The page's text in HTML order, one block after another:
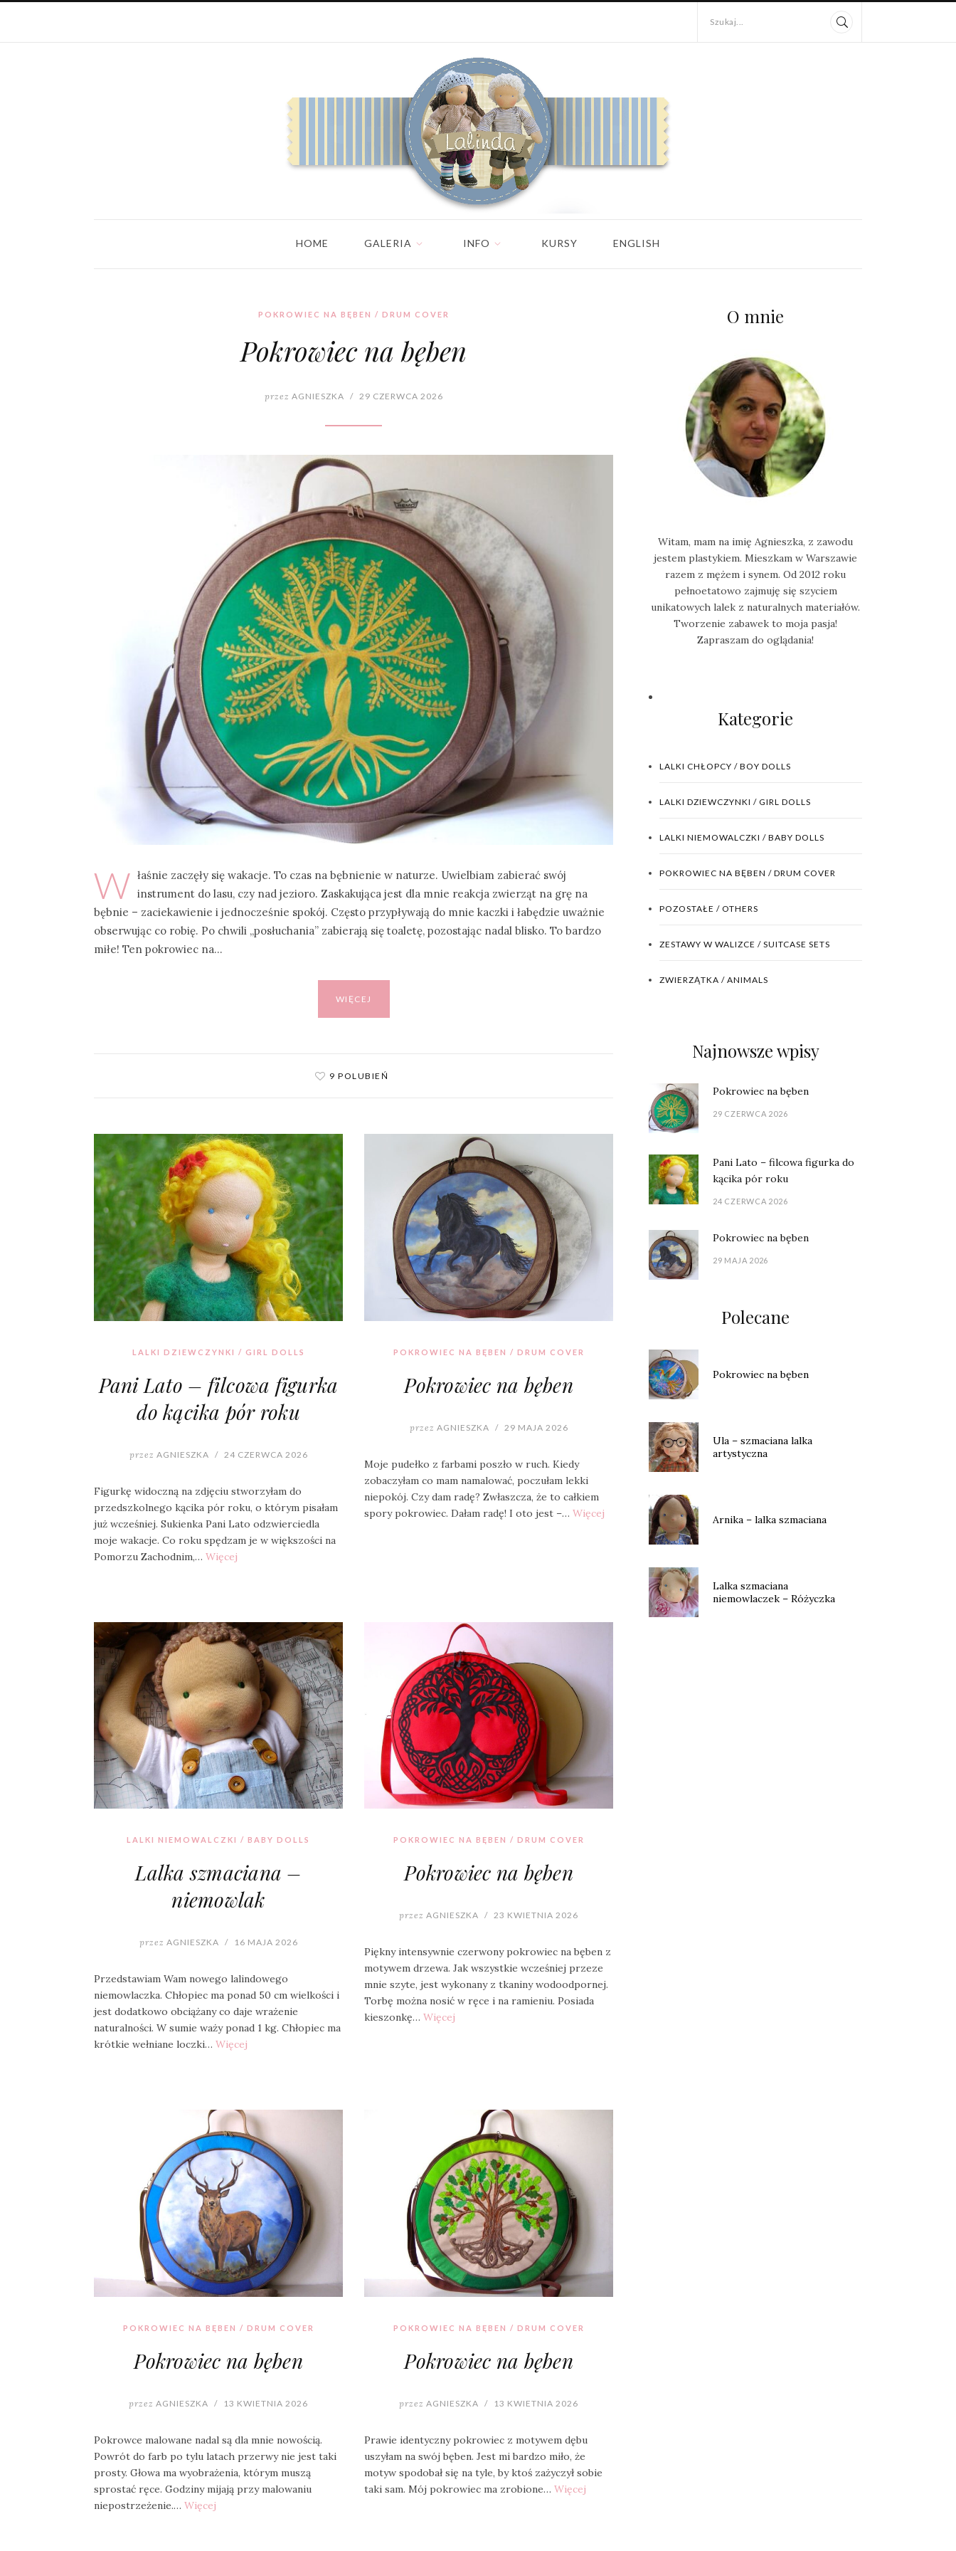
Szukaj...
HOME GALERIA INFO KURSY ENGLISH
POKROWIEC NA BĘBEN / DRUM COVER
Pokrowiec na bęben
przez AGNIESZKA / 29 CZERWCA 2026
W łaśnie zaczęły się wakacje. To czas na bębnienie w naturze. Uwielbiam zabierać swój
instrument do lasu, czy nad jezioro. Zaskakująca jest dla mnie reakcja zwierząt na grę na
bębnie – zaciekawienie i jednocześnie spokój. Często przypływają do mnie kaczki i łabędzie uważnie
obserwując co robię. Po chwili „posłuchania” zabierają się toaletę, pozostając nadal blisko. To bardzo
miłe! Ten pokrowiec na…
WIĘCEJ
9 POLUBIEŃ
LALKI DZIEWCZYNKI / GIRL DOLLS
Pani Lato – filcowa figurka
do kącika pór roku
przez AGNIESZKA / 24 CZERWCA 2026
Figurkę widoczną na zdjęciu stworzyłam do
przedszkolnego kącika pór roku, o którym pisałam
już wcześniej. Sukienka Pani Lato odzwierciedla
moje wakacje. Co roku spędzam je w większości na
Pomorzu Zachodnim,… Więcej
POKROWIEC NA BĘBEN / DRUM COVER
Pokrowiec na bęben
przez AGNIESZKA / 29 MAJA 2026
Moje pudełko z farbami poszło w ruch. Kiedy
zobaczyłam co mam namalować, poczułam lekki
niepokój. Czy dam radę? Zwłaszcza, że to całkiem
spory pokrowiec. Dałam radę! I oto jest –… Więcej
LALKI NIEMOWALCZKI / BABY DOLLS
Lalka szmaciana –
niemowlak
przez AGNIESZKA / 16 MAJA 2026
Przedstawiam Wam nowego lalindowego
niemowlaczka. Chłopiec ma ponad 50 cm wielkości i
jest dodatkowo obciążany co daje wrażenie
naturalności. W sumie waży ponad 1 kg. Chłopiec ma
krótkie wełniane loczki… Więcej
POKROWIEC NA BĘBEN / DRUM COVER
Pokrowiec na bęben
przez AGNIESZKA / 23 KWIETNIA 2026
Piękny intensywnie czerwony pokrowiec na bęben z
motywem drzewa. Jak wszystkie wcześniej przeze
mnie szyte, jest wykonany z tkaniny wodoodpornej.
Torbę można nosić w ręce i na ramieniu. Posiada
kieszonkę… Więcej
POKROWIEC NA BĘBEN / DRUM COVER
Pokrowiec na bęben
przez AGNIESZKA / 13 KWIETNIA 2026
Pokrowce malowane nadal są dla mnie nowością.
Powrót do farb po tylu latach przerwy nie jest taki
prosty. Głowa ma wyobrażenia, którym muszą
sprostać ręce. Godziny mijają przy malowaniu
niepostrzeżenie.… Więcej
POKROWIEC NA BĘBEN / DRUM COVER
Pokrowiec na bęben
przez AGNIESZKA / 13 KWIETNIA 2026
Prawie identyczny pokrowiec z motywem dębu
uszyłam na swój bęben. Jest mi bardzo miło, że
motyw spodobał się na tyle, by ktoś zażyczył sobie
taki sam. Mój pokrowiec ma zrobione… Więcej
O mnie
Witam, mam na imię Agnieszka, z zawodu
jestem plastykiem. Mieszkam w Warszawie
razem z mężem i synem. Od 2012 roku
pełnoetatowo zajmuję się szyciem
unikatowych lalek z naturalnych materiałów.
Tworzenie zabawek to moja pasja!
Zapraszam do oglądania!
Kategorie
LALKI CHŁOPCY / BOY DOLLS
LALKI DZIEWCZYNKI / GIRL DOLLS
LALKI NIEMOWALCZKI / BABY DOLLS
POKROWIEC NA BĘBEN / DRUM COVER
POZOSTAŁE / OTHERS
ZESTAWY W WALIZCE / SUITCASE SETS
ZWIERZĄTKA / ANIMALS
Najnowsze wpisy
Pokrowiec na bęben
29 CZERWCA 2026
Pani Lato – filcowa figurka do
kącika pór roku
24 CZERWCA 2026
Pokrowiec na bęben
29 MAJA 2026
Polecane
Pokrowiec na bęben
Ula – szmaciana lalka
artystyczna
Arnika – lalka szmaciana
Lalka szmaciana
niemowlaczek – Różyczka